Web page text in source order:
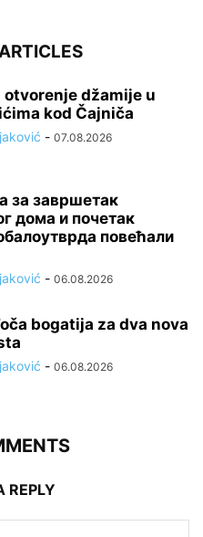
otvorenje džamije u
kod Čajniča
- 07.08.2026
за завршетак
дома и почетак
повећали
- 06.08.2026
bogatija za dva nova
- 06.08.2026
REPLY